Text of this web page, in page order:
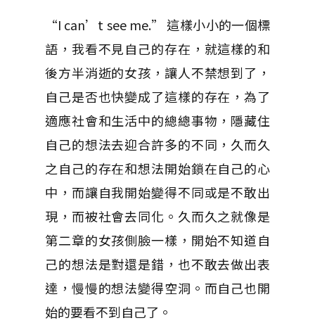
“I can’t see me.” 這樣小小的一個標
語，我看不見自己的存在，就這樣的和
後方半消逝的女孩，讓人不禁想到了，
自己是否也快變成了這樣的存在，為了
適應社會和生活中的總總事物，隱藏住
自己的想法去迎合許多的不同，久而久
之自己的存在和想法開始鎖在自己的心
中，而讓自我開始變得不同或是不敢出
現，而被社會去同化。久而久之就像是
第二章的女孩側臉一樣，開始不知道自
己的想法是對還是錯，也不敢去做出表
達，慢慢的想法變得空洞。而自己也開
始的要看不到自己了。